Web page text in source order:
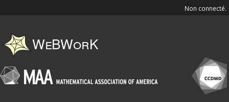
content
Non connecté.